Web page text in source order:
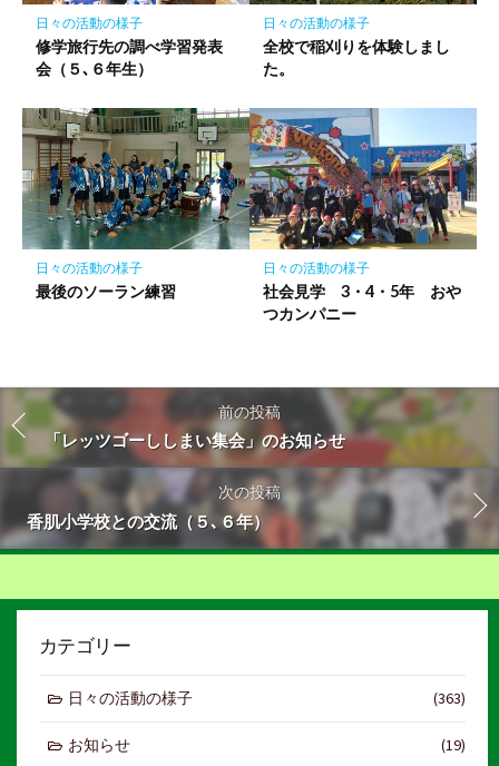
日々の活動の様子
修学旅行先の調べ学習発表
会（５､６年生）
日々の活動の様子
全校で稲刈りを体験しまし
た。
日々の活動の様子
最後のソーラン練習
日々の活動の様子
社会見学 3・4・5年 おや
つカンパニー
前の投稿
「レッツゴーししまい集会」のお知らせ
次の投稿
香肌小学校との交流（５､６年）
カテゴリー
日々の活動の様子 (363)
お知らせ (19)